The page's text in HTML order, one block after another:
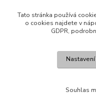
subjektů. To je možn... číst více
Souhlasím s
Tato stránka používá
o cookies najdete v
GDPR,
Nastavení
Souhlas